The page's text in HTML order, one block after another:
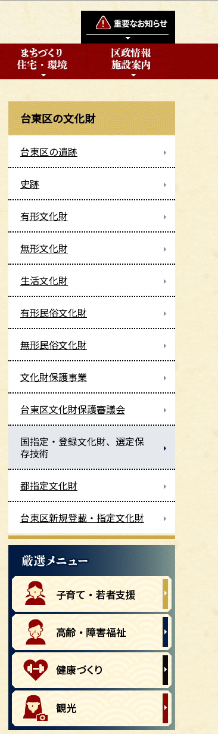
台東区の文化財
台東区の遺跡
史跡
有形文化財
無形文化財
生活文化財
有形民俗文化財
無形民俗文化財
文化財保護事業
台東区文化財保護審議会
国指定・登録文化財、選定保
存技術
都指定文化財
台東区新規登載・指定文化財